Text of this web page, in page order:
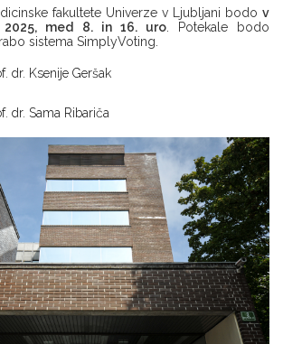
fakultete Univerze v Ljubljani bodo v
med 8. in 16. uro. Potekale bodo
sistema SimplyVoting.
dr. Ksenije Geršak
dr. Sama Ribariča